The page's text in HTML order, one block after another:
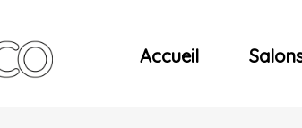
Salons, Evénements et Concerts
Accueil